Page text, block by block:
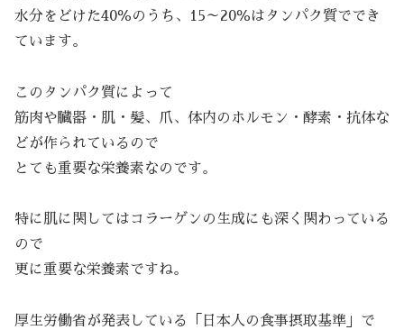
水分をどけた40％のうち、15～20％はタンパク質ででき
ています。
このタンパク質によって
筋肉や臓器・肌・髪、爪、体内のホルモン・酵素・抗体な
どが作られているので
とても重要な栄養素なのです。
特に肌に関してはコラーゲンの生成にも深く関わっている
ので
更に重要な栄養素ですね。
厚生労働省が発表している「日本人の食事摂取基準」で